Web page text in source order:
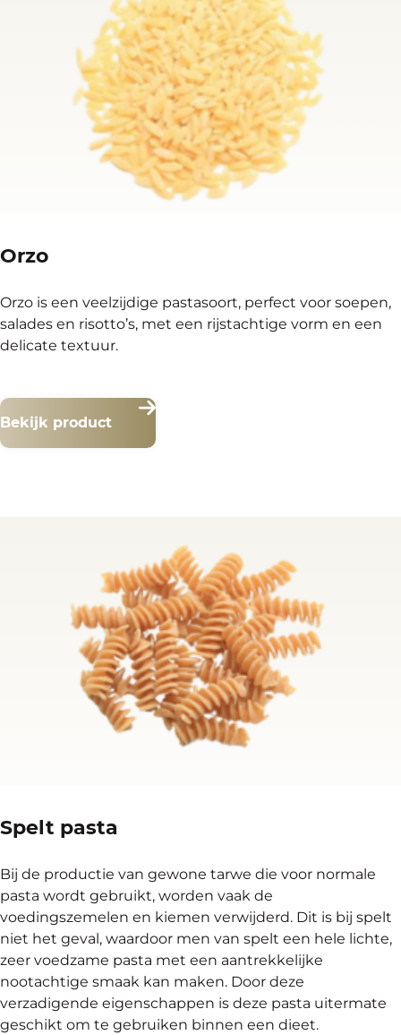
Orzo
Orzo is een veelzijdige pastasoort, perfect voor soepen,
salades en risotto’s, met een rijstachtige vorm en een
delicate textuur.
Bekijk product
Spelt pasta
Bij de productie van gewone tarwe die voor normale
pasta wordt gebruikt, worden vaak de
voedingszemelen en kiemen verwijderd. Dit is bij spelt
niet het geval, waardoor men van spelt een hele lichte,
zeer voedzame pasta met een aantrekkelijke
nootachtige smaak kan maken. Door deze
verzadigende eigenschappen is deze pasta uitermate
geschikt om te gebruiken binnen een dieet.